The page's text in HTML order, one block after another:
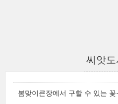
씨앗
봄맞이큰장에서 구할 수 있는